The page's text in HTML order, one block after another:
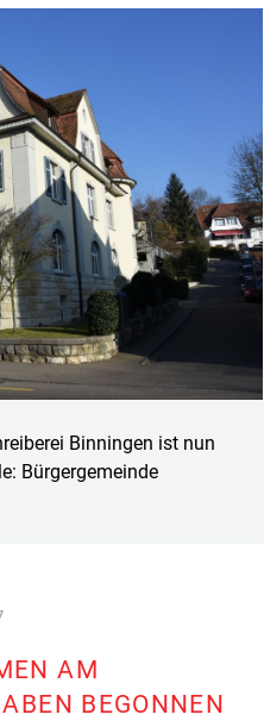
Binningen ist nun
Bürgergemeinde
AM
BEGONNEN